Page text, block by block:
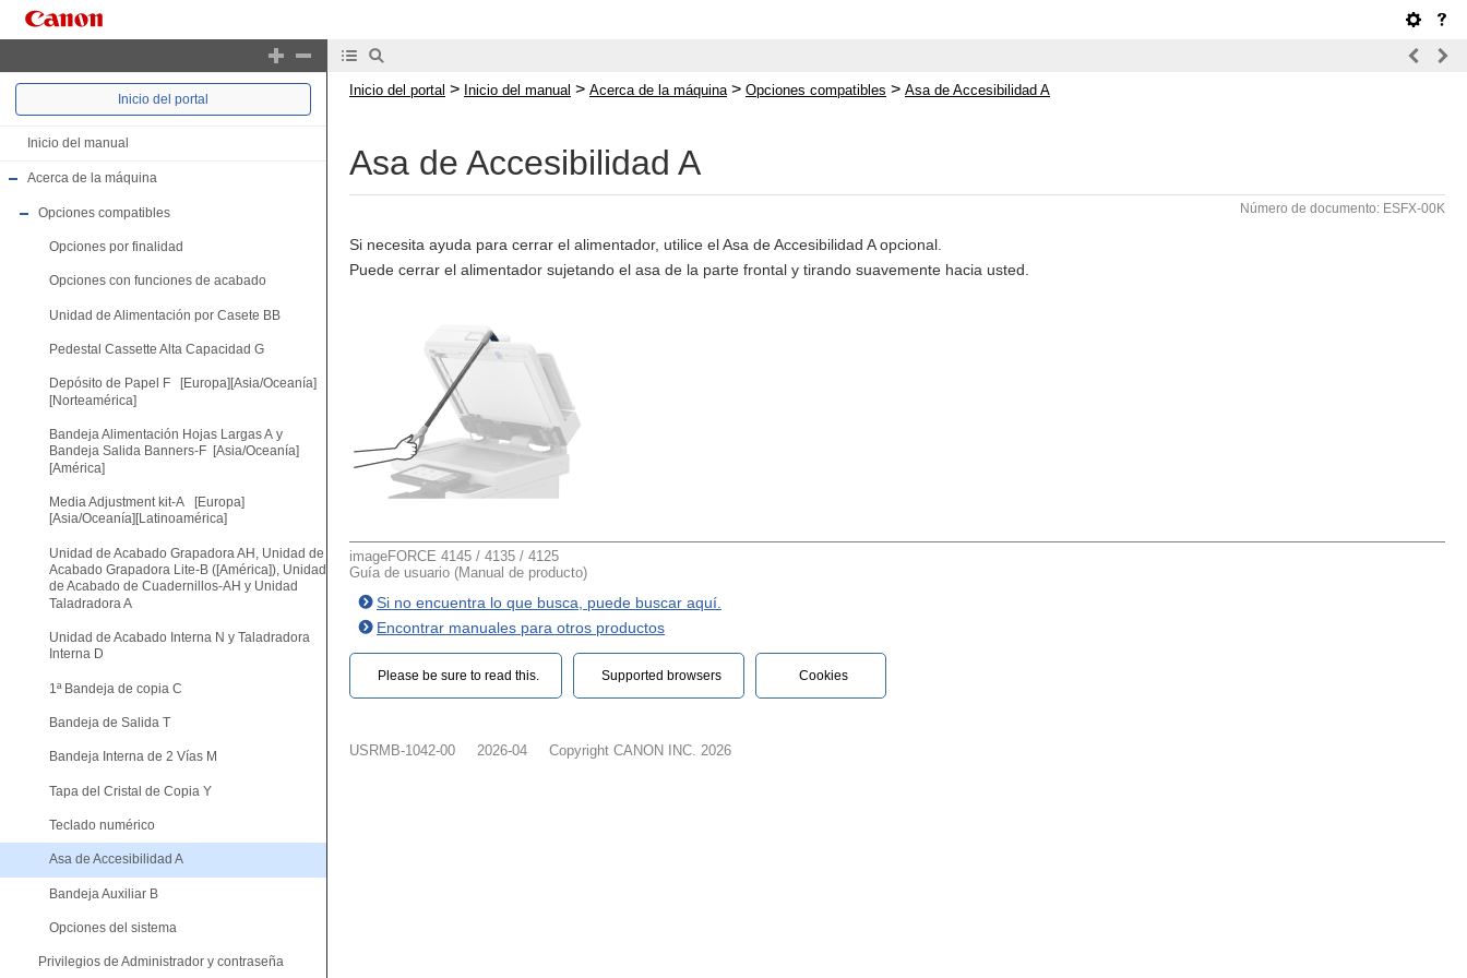
Inicio del portal
Inicio del manual
Acerca de la máquina
Opciones compatibles
Opciones por finalidad
Opciones con funciones de acabado
Unidad de Alimentación por Casete BB
Pedestal Cassette Alta Capacidad G
Depósito de Papel F [Europa][Asia/Oceanía]
[Norteamérica]
Bandeja Alimentación Hojas Largas A y
Bandeja Salida Banners-F [Asia/Oceanía]
[América]
Media Adjustment kit-A [Europa]
[Asia/Oceanía][Latinoamérica]
Unidad de Acabado Grapadora AH, Unidad de
Acabado Grapadora Lite-B ([América]), Unidad
de Acabado de Cuadernillos-AH y Unidad
Taladradora A
Unidad de Acabado Interna N y Taladradora
Interna D
1ª Bandeja de copia C
Bandeja de Salida T
Bandeja Interna de 2 Vías M
Tapa del Cristal de Copia Y
Teclado numérico
Asa de Accesibilidad A
Bandeja Auxiliar B
Opciones del sistema
Privilegios de Administrador y contraseña
Inicio del portal > Inicio del manual > Acerca de la máquina > Opciones compatibles > Asa de Accesibilidad A
Asa de Accesibilidad A
Número de documento: ESFX-00K
Si necesita ayuda para cerrar el alimentador, utilice el Asa de Accesibilidad A opcional.
Puede cerrar el alimentador sujetando el asa de la parte frontal y tirando suavemente hacia usted.
imageFORCE 4145 / 4135 / 4125
Guía de usuario (Manual de producto)
Si no encuentra lo que busca, puede buscar aquí.
Encontrar manuales para otros productos
Please be sure to read this.‎ Supported browsers Cookies
USRMB-1042-00 2026-04 Copyright CANON INC. 2026